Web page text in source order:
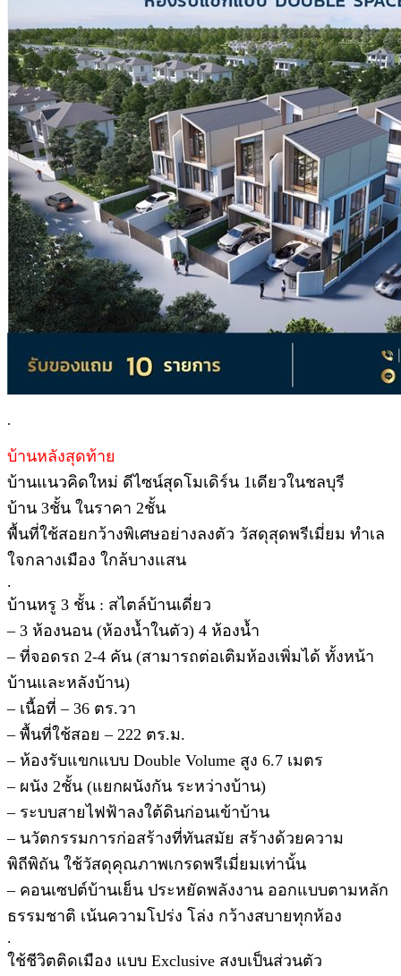
.
บ้านหลังสุดท้าย
บ้านแนวคิดใหม่ ดีไซน์สุดโมเดิร์น 1เดียวในชลบุรี
บ้าน 3ชั้น ในราคา 2ชั้น
พื้นที่ใช้สอยกว้างพิเศษอย่างลงตัว วัสดุสุดพรีเมี่ยม ทำเล
ใจกลางเมือง ใกล้บางแสน
.
บ้านหรู 3 ชั้น : สไตล์บ้านเดี่ยว
– 3 ห้องนอน (ห้องน้ำในตัว) 4 ห้องน้ำ
– ที่จอดรถ 2-4 คัน (สามารถต่อเติมห้องเพิ่มได้ ทั้งหน้า
บ้านและหลังบ้าน)
– เนื้อที่ – 36 ตร.วา
– พื้นที่ใช้สอย – 222 ตร.ม.
– ห้องรับแขกแบบ Double Volume สูง 6.7 เมตร
– ผนัง 2ชั้น (แยกผนังกัน ระหว่างบ้าน)
– ระบบสายไฟฟ้าลงใต้ดินก่อนเข้าบ้าน
– นวัตกรรมการก่อสร้างที่ทันสมัย สร้างด้วยความ
พิถีพิถัน ใช้วัสดุคุณภาพเกรดพรีเมี่ยมเท่านั้น
– คอนเซปต์บ้านเย็น ประหยัดพลังงาน ออกแบบตามหลัก
ธรรมชาติ เน้นความโปร่ง โล่ง กว้างสบายทุกห้อง
.
ใช้ชีวิตติดเมือง แบบ Exclusive สงบเป็นส่วนตัว